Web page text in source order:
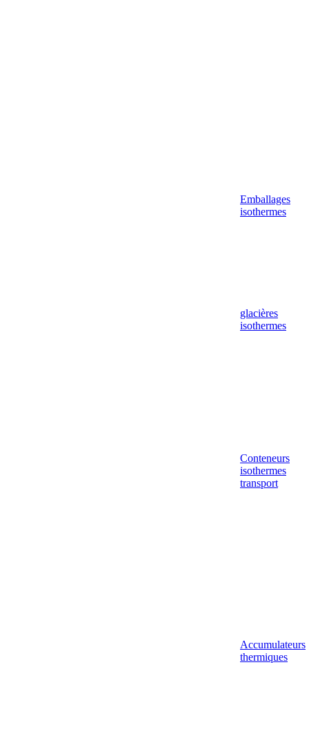
Emballages
isothermes
glacières
isothermes
Conteneurs
isothermes
transport
Accumulateurs
thermiques